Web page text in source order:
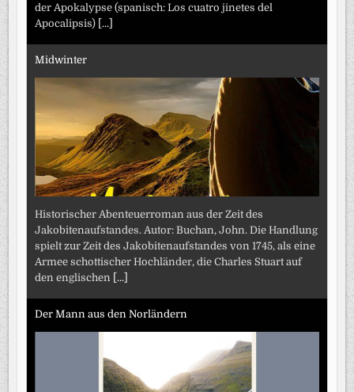
der Apokalypse (spanisch: Los cuatro jinetes del
Apocalipsis) [...]
Midwinter
Historischer Abenteuerroman aus der Zeit des
Jakobitenaufstandes. Autor: Buchan, John. Die Handlung
spielt zur Zeit des Jakobitenaufstandes von 1745, als eine
Armee schottischer Hochländer, die Charles Stuart auf
den englischen [...]
Der Mann aus den Norländern